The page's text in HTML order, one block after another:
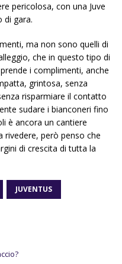
pericolosa, con una Juve
di gara.
ma non sono quelli di
che in questo tipo di
i complimenti, anche
grintosa, senza
risparmiare il contatto
sudare i bianconeri fino
è ancora un cantiere
rivedere, però penso che
di crescita di tutta la
JUVENTUS